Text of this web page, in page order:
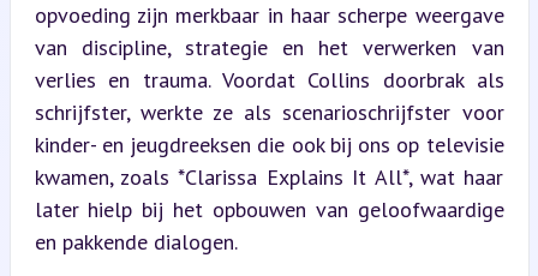
opvoeding zijn merkbaar in haar scherpe weergave
van discipline, strategie en het verwerken van
verlies en trauma. Voordat Collins doorbrak als
schrijfster, werkte ze als scenarioschrijfster voor
kinder- en jeugdreeksen die ook bij ons op televisie
kwamen, zoals *Clarissa Explains It All*, wat haar
later hielp bij het opbouwen van geloofwaardige
en pakkende dialogen.